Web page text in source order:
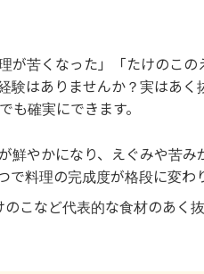
が苦くなった」「たけのこ
験はありませんか？実はあ
も確実にできます。
鮮やかになり、えぐみや苦
で料理の完成度が格段に変わ
のこなど代表的な食材のあく